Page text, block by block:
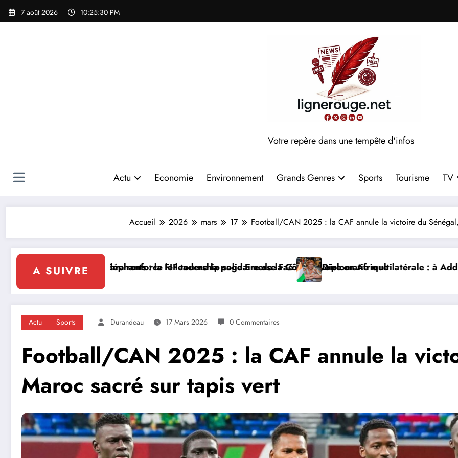
Aller
7 août 2026 10:25:32 PM
Votre repère dans une tempête d'infos
Actu Economie Environnement Grands Genres Sports Tourisme TV
Accueil 2026 mars 17 Football/CAN 2025 : la CAF annule la victoire du
A SUIVRE
d’Ivoire en Afrique
Diplomatie multilatérale : à Addis-Abeba, SE Mme Nialé Kaba porte la voix de la Côte d’Ivoire et
𝐉𝐎𝐉 𝐃𝐀𝐊𝐀𝐑 𝟐𝟎𝟐𝟔 : 𝐋𝐄𝐒 𝐀𝐓𝐇𝐋È𝐓𝐄𝐒 𝐈𝐕𝐎𝐈𝐑𝐈𝐄𝐍𝐒
Actu Sports Durandeau 17 Mars 2026 0 Commentaires
Football/CAN 2025 : la CAF annule la
Maroc sacré sur tapis vert